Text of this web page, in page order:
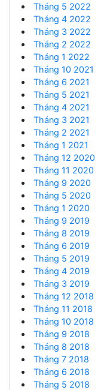
Tháng 5 2022
Tháng 4 2022
Tháng 3 2022
Tháng 2 2022
Tháng 1 2022
Tháng 10 2021
Tháng 6 2021
Tháng 5 2021
Tháng 4 2021
Tháng 3 2021
Tháng 2 2021
Tháng 1 2021
Tháng 12 2020
Tháng 11 2020
Tháng 9 2020
Tháng 5 2020
Tháng 1 2020
Tháng 9 2019
Tháng 8 2019
Tháng 6 2019
Tháng 5 2019
Tháng 4 2019
Tháng 3 2019
Tháng 12 2018
Tháng 11 2018
Tháng 10 2018
Tháng 9 2018
Tháng 8 2018
Tháng 7 2018
Tháng 6 2018
Tháng 5 2018